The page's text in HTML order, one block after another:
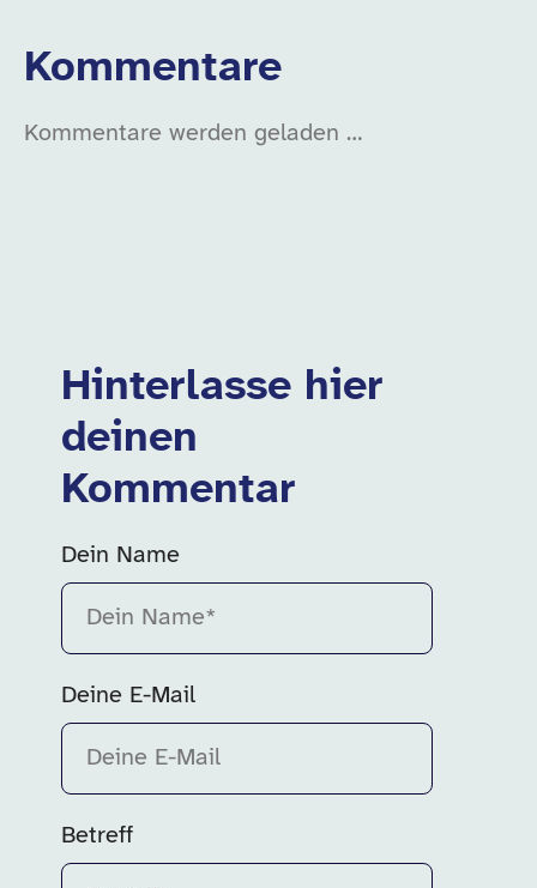
Kommentare
Kommentare werden geladen …
Hinterlasse hier
deinen
Kommentar
Dein Name
Deine E-Mail
Betreff